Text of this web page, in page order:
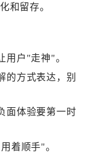
和留存。
用户"走神"。
的方式表达，别
面体验要第一时
着顺手"。